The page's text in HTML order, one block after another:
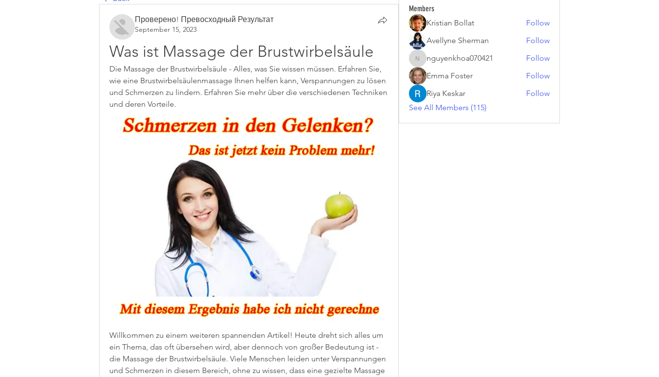
Проверено! Превосходный Результат
September 15, 2023
Was ist Massage der Brustwirbelsäule
Die Massage der Brustwirbelsäule - Alles, was Sie wissen müssen. Erfahren Sie,
wie eine Brustwirbelsäulenmassage Ihnen helfen kann, Verspannungen zu lösen
und Schmerzen zu lindern. Erfahren Sie mehr über die verschiedenen Techniken
und deren Vorteile.
Willkommen zu einem weiteren spannenden Artikel! Heute dreht sich alles um
ein Thema, das oft übersehen wird, aber dennoch von großer Bedeutung ist -
die Massage der Brustwirbelsäule. Viele Menschen leiden unter Verspannungen
und Schmerzen in diesem Bereich, ohne zu wissen, dass eine gezielte Massage
Members
Kristian Bollat
Follow
Avellyne Sherman
Follow
nguyenkhoa070421
nguyenkhoa070421
Follow
Emma Foster
Follow
Riya Keskar
Follow
See All Members (115)